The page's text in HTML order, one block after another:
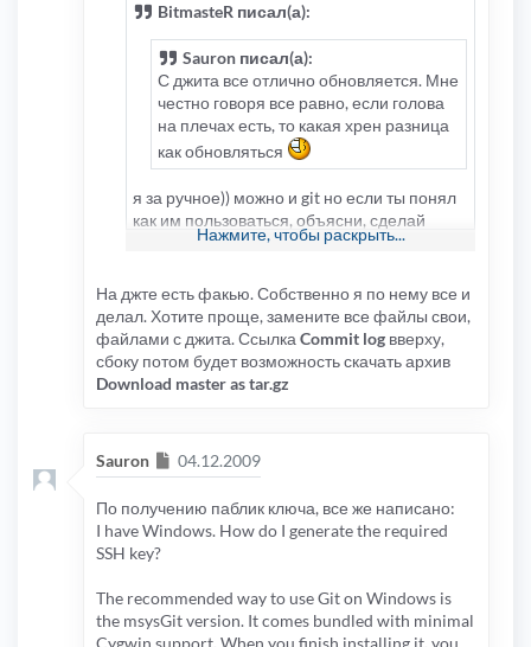
BitmasteR писал(а):
Sauron писал(а):
С джита все отлично обновляется. Мне
честно говоря все равно, если голова
на плечах есть, то какая хрен разница
как обновляться
я за ручное)) можно и git но если ты понял
как им пользоваться, объясни, сделай
мануал, и людям будет приятно и тебе ...
в команде расписываются.
Нажмите, чтобы раскрыть...
На джте есть факью. Собственно я по нему все и
делал. Хотите проще, замените все файлы свои,
файлами с джита. Ссылка Commit log вверху,
сбоку потом будет возможность скачать архив
Download master as tar.gz
Sauron Сообщение
04.12.2009
По получению паблик ключа, все же написано:
I have Windows. How do I generate the required
SSH key?
The recommended way to use Git on Windows is
the msysGit version. It comes bundled with minimal